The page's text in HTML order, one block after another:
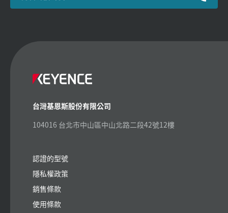
台灣基恩斯股份有限公司
104016 台北市中山區中山北路二段42號12樓
認證的型號
隱私權政策
銷售條款
使用條款